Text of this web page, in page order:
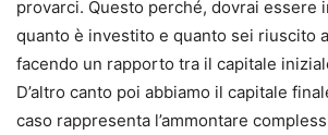
provarci. Questo perché, dovrai essere
quanto è investito e quanto sei riuscito
facendo un rapporto tra il capitale
D’altro canto poi abbiamo il capitale
caso rappresenta l’ammontare